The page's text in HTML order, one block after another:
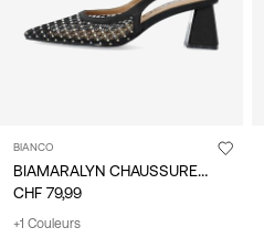
BIANCO
BIAMARALYN CHAUSSURES À BRIDE ARRIÈRE
CHF 79,99
+1 Couleurs